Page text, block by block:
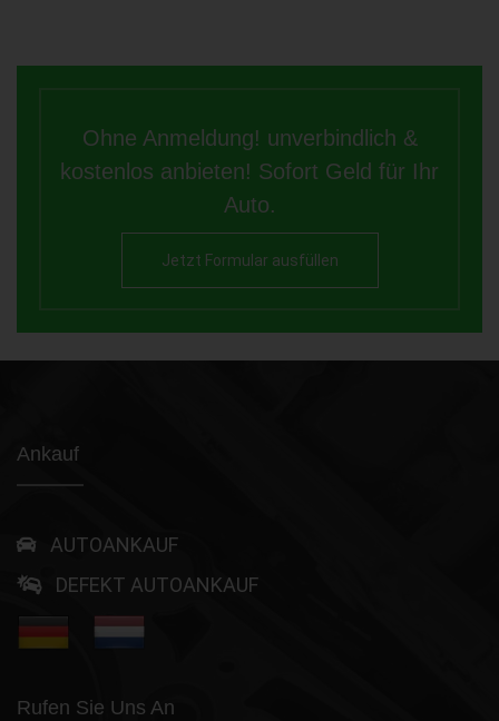
Ohne Anmeldung! unverbindlich &
kostenlos anbieten! Sofort Geld für Ihr
Auto.
Jetzt Formular ausfüllen
Ankauf
AUTOANKAUF
DEFEKT AUTOANKAUF
Rufen Sie Uns An